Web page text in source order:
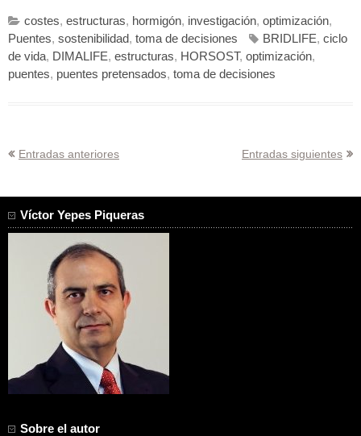
costes, estructuras, hormigón, investigación, optimización,
Puentes, sostenibilidad, toma de decisiones BRIDLIFE, ciclo
de vida, DIMALIFE, estructuras, HORSOST, optimización,
puentes, puentes pretensados, toma de decisiones
Navegación
Entradas anteriores Entradas siguientes
Víctor Yepes Piqueras
Sobre el autor